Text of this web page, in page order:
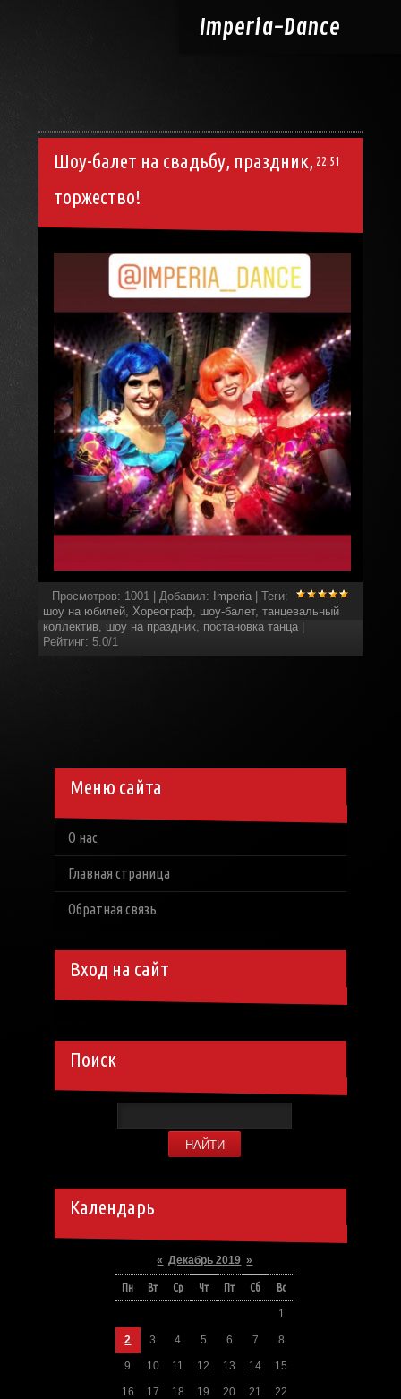
Imperia-Dance
22:51
Шоу-балет на свадьбу, праздник,
торжество!
Просмотров: 1001| Добавил: Imperia Теги:
шоу на юбилей, Хореограф, шоу-балет, танцевальный
коллектив, шоу на праздник, постановка танца
Рейтинг: 5.0/1
Меню сайта
О нас
Главная страница
Обратная связь
Вход на сайт
Поиск
Календарь
« Декабрь 2019 »
Пн Вт Ср Чт Пт Сб Вс
1
2 3 4 5 6 7 8
9 10 11 12 13 14 15
16 17 18 19 20 21 22